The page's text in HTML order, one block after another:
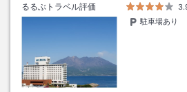
るるぶトラベル評価
駐車場あり